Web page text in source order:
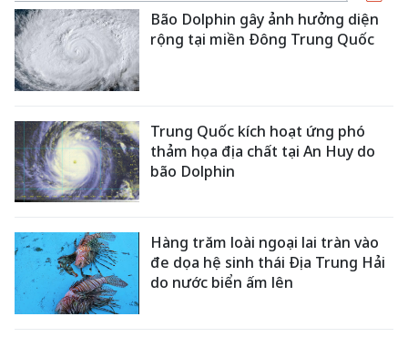
Bão Dolphin gây ảnh hưởng diện
rộng tại miền Đông Trung Quốc
Trung Quốc kích hoạt ứng phó
thảm họa địa chất tại An Huy do
bão Dolphin
Hàng trăm loài ngoại lai tràn vào
đe dọa hệ sinh thái Địa Trung Hải
do nước biển ấm lên